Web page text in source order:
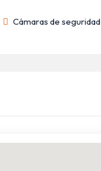
Cámaras de seguridad